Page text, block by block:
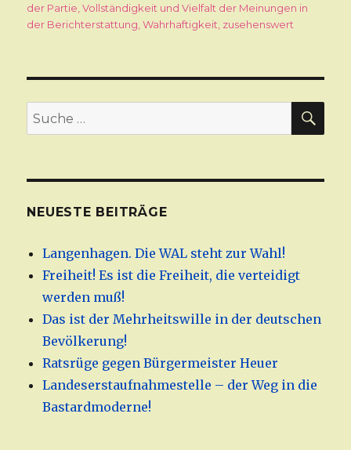
der Partie ,Vollständigkeit und Vielfalt der Meinungen in
der Berichterstattung ,Wahrhaftigkeit zusehenswert
Suche
nach:
NEUESTE BEITRÄGE
Langenhagen. Die WAL steht zur Wahl!
Freiheit! Es ist die Freiheit, die verteidigt
werden muß!
Das ist der Mehrheitswille in der deutschen
Bevölkerung!
Ratsrüge gegen Bürgermeister Heuer
Landeserstaufnahmestelle – der Weg in die
Bastardmoderne!